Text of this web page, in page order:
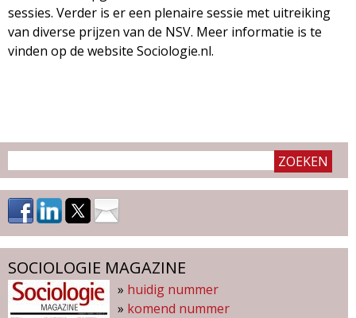
n
e
sessies. Verder is er een plenaire sessie met uitreiking
van diverse prijzen van de NSV. Meer informatie is te
vinden op de website Sociologie.nl.
SOCIOLOGIE MAGAZINE
» huidig nummer
» komend nummer